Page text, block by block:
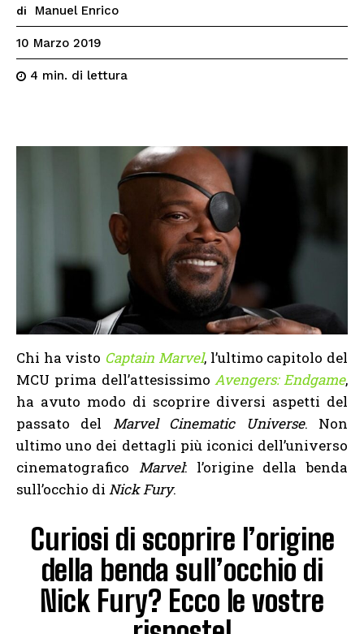
di Manuel Enrico
10 Marzo 2019
4 min. di lettura
Chi ha visto Captain Marvel, l’ultimo capitolo del
MCU prima dell’attesissimo Avengers: Endgame,
ha avuto modo di scoprire diversi aspetti del
passato del Marvel Cinematic Universe. Non
ultimo uno dei dettagli più iconici dell’universo
cinematografico Marvel: l’origine della benda
sull’occhio di Nick Fury.
Curiosi di scoprire l’origine
della benda sull’occhio di
Nick Fury? Ecco le vostre